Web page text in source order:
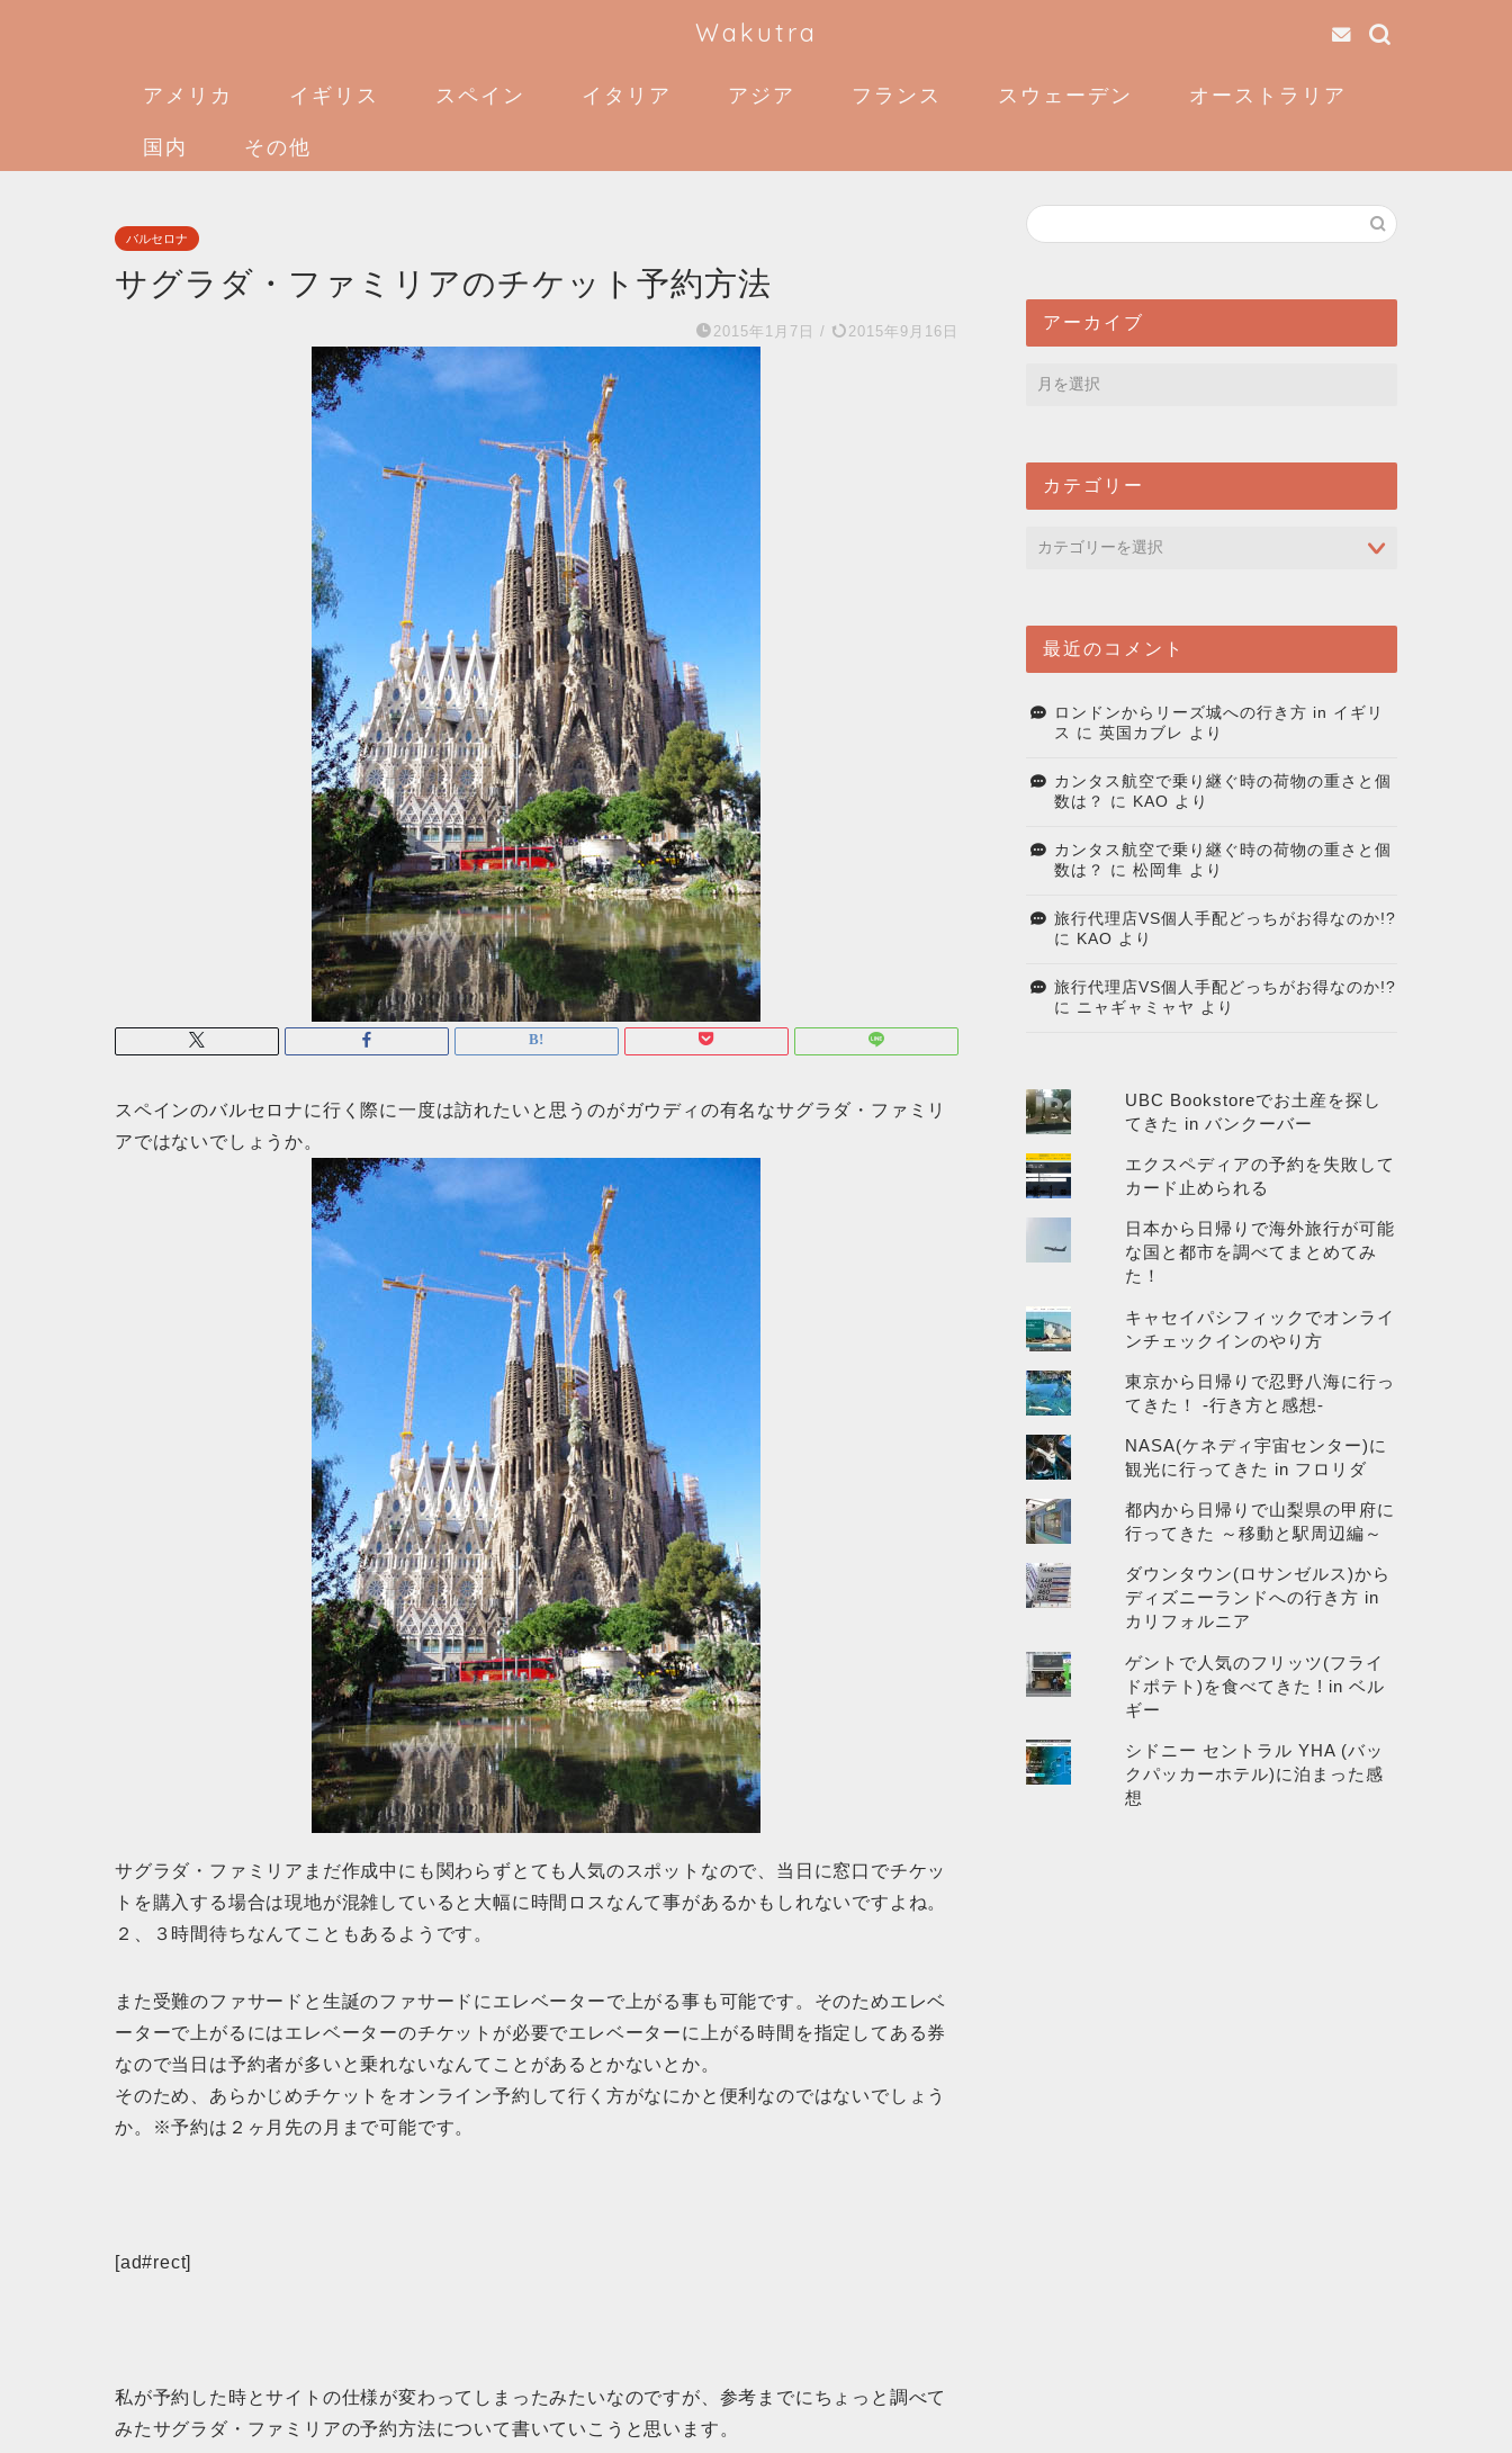
Wakutra
アメリカ イギリス スペイン イタリア アジア フランス スウェーデン
オーストラリア
国内
その他
バルセロナ
サグラダ・ファミリアのチケット予約方法
2015年1月7日 / 2015年9月16日
スペインのバルセロナに行く際に一度は訪れたいと思うのがガウディの有名なサグラダ・ファミリ
アではないでしょうか。
サグラダ・ファミリアまだ作成中にも関わらずとても人気のスポットなので、当日に窓口でチケッ
トを購入する場合は現地が混雑していると大幅に時間ロスなんて事があるかもしれないですよね。
２、３時間待ちなんてこともあるようです。
また受難のファサードと生誕のファサードにエレベーターで上がる事も可能です。そのためエレベ
ーターで上がるにはエレベーターのチケットが必要でエレベーターに上がる時間を指定してある券
なので当日は予約者が多いと乗れないなんてことがあるとかないとか。
そのため、あらかじめチケットをオンライン予約して行く方がなにかと便利なのではないでしょう
か。※予約は２ヶ月先の月まで可能です。
[ad#rect]
私が予約した時とサイトの仕様が変わってしまったみたいなのですが、参考までにちょっと調べて
みたサグラダ・ファミリアの予約方法について書いていこうと思います。
アーカイブ
カテゴリー
最近のコメント
ロンドンからリーズ城への行き方 in イギリ
ス に 英国カブレ より
カンタス航空で乗り継ぐ時の荷物の重さと個
数は？
に KAO より
カンタス航空で乗り継ぐ時の荷物の重さと個
数は？
に 松岡隼 より
旅行代理店VS個人手配どっちがお得なのか!?
に KAO より
旅行代理店VS個人手配どっちがお得なのか!?
に ニャギャミャヤ より
UBC Bookstoreでお土産を探し
てきた in バンクーバー
エクスペディアの予約を失敗して
カード止められる
日本から日帰りで海外旅行が可能
な国と都市を調べてまとめてみ
た！
キャセイパシフィックでオンライ
ンチェックインのやり方
東京から日帰りで忍野八海に行っ
てきた！ -行き方と感想-
NASA(ケネディ宇宙センター)に
観光に行ってきた in フロリダ
都内から日帰りで山梨県の甲府に
行ってきた ～移動と駅周辺編～
ダウンタウン(ロサンゼルス)から
ディズニーランドへの行き方 in
カリフォルニア
ゲントで人気のフリッツ(フライ
ドポテト)を食べてきた ! in ベル
ギー
シドニー セントラル YHA (バッ
クパッカーホテル)に泊まった感
想